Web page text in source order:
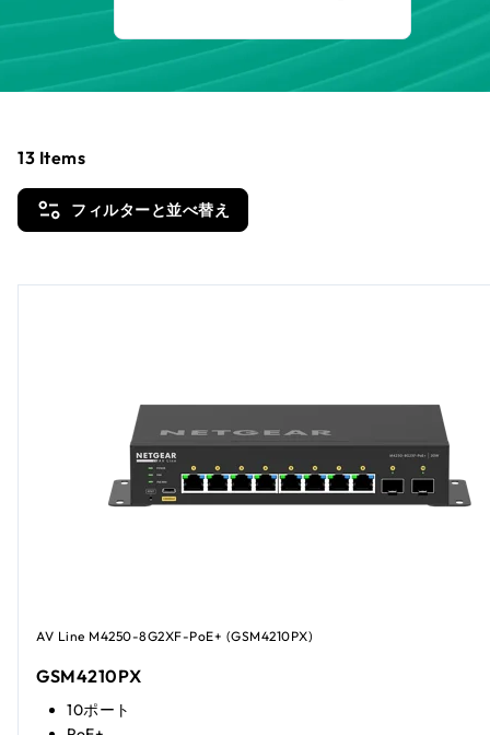
フィルターと並べ替え
13 Items
AV Line M4250-8G2XF-PoE+ (GSM4210PX)
GSM4210PX
10ポート